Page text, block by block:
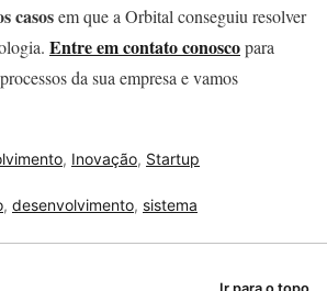
casosem que a Orbital conseguiu resolver
Entre em contato conoscopara
da sua empresa e vamos
, Inovação, Startup
, desenvolvimento, sistema